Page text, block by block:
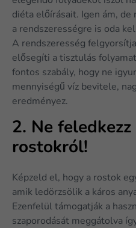
diéta előírásait. Igen ám, de
a rendszerességre is oda
A rendszeresség
elősegíti a tisztulás
fontos szabály, hogy ne
mennyiségű víz bevitele,
eredményez.
2. Ne feledkezz
rostokról!
Képzeld el, hogy a rostok
amik ledörzsölik a káros
Ezenfelül támogatják a
szaporodását meggátolva